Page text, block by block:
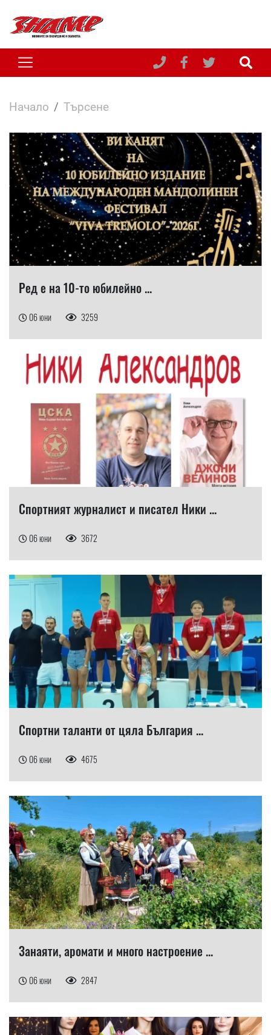
Начало Търсене
Ред е на 10-то юбилейно ...
06 юни 3259
Спортният журналист и писател Ники ...
06 юни 3672
Спортни таланти от цяла България ...
06 юни 4675
Занаяти, аромати и много настроение ...
06 юни 2847